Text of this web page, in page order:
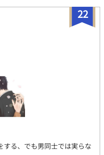
22
する、でも男同士では実らな